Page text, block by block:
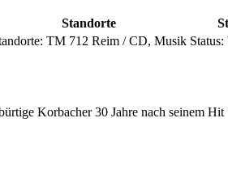
Standorte
TM 712 Reim / CD, Musik Status:
Korbacher 30 Jahre nach seinem